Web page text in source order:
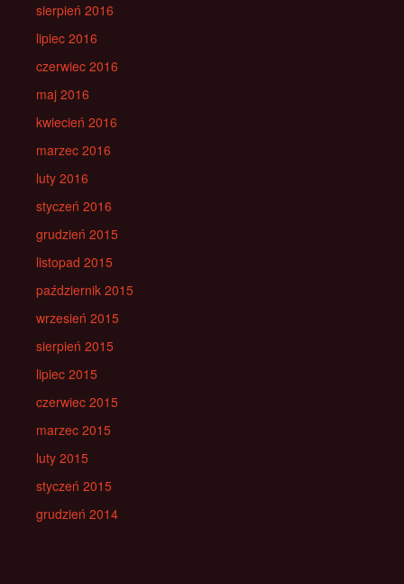
sierpień 2016
lipiec 2016
czerwiec 2016
maj 2016
kwiecień 2016
marzec 2016
luty 2016
styczeń 2016
grudzień 2015
listopad 2015
październik 2015
wrzesień 2015
sierpień 2015
lipiec 2015
czerwiec 2015
marzec 2015
luty 2015
styczeń 2015
grudzień 2014